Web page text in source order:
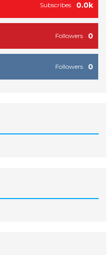
0.0k
Subscribes
0
Followers
0
Followers